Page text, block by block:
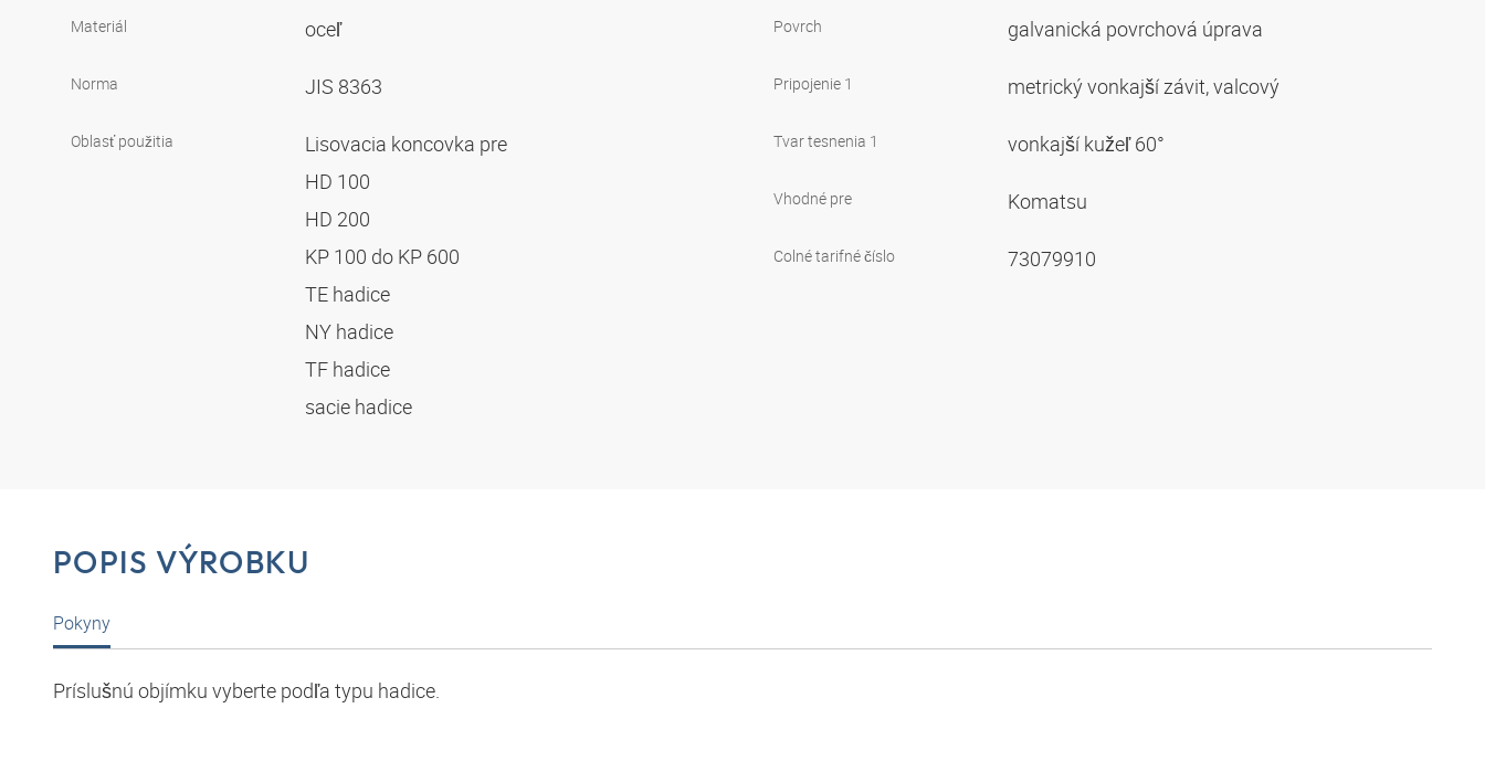
Materiál oceľ
Norma JIS 8363
Oblasť použitia
Lisovacia koncovka pre
HD 100
HD 200
KP 100 do KP 600
TE hadice
NY hadice
TF hadice
sacie hadice
Povrch galvanická povrchová úprava
Pripojenie 1 metrický vonkajší závit, valcový
Tvar tesnenia 1 vonkajší kužeľ 60°
Vhodné pre Komatsu
Colné tarifné číslo 73079910
POPIS VÝROBKU
Pokyny
Príslušnú objímku vyberte podľa typu hadice.